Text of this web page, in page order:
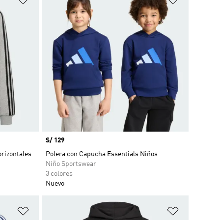
Precio
S/ 129
Polera con Capucha Essentials Niños
Niño Sportswear
3 colores
Nuevo
Añadir a la lista de deseos